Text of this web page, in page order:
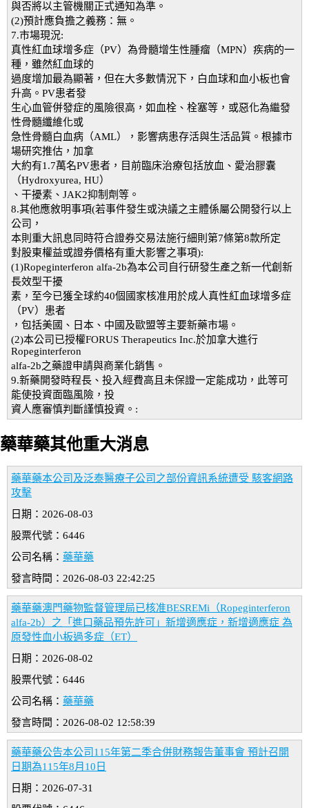
與否將以主管機關正式通知為準。
(2)預計應負擔之義務：無。
7.市場現況:
真性紅血球增多症（PV）為骨髓增生性腫瘤（MPN）疾病的一
種，雖然紅血球的
過度增加最為顯著，但在大多數情況下，白血球和血小板也會
升高。PV患者發
生心血管併發症的風險很高，如血栓、栓塞等，或惡化為繼發
性骨髓纖維化或
急性骨髓白血病（AML），影響病患存活與生活品質。根據市
場研究推估，加拿
大約有1.7萬名PV患者，目前臨床治療包括放血、愛治膠囊
（Hydroxyurea, HU）
、干擾素、JAK2抑制劑等。
8.其他應敘明事項(若事件發生或決議之主體係屬公開發行以上
公司，
本則重大訊息同時符合證券交易法施行細則第7條第8款所定
對股東權益或證券價格有重大影響之事項):
(1)Ropeginterferon alfa-2b為本公司自行研發生產之新一代創新
長效型干擾
素，至今已獲全球約40個國家核准用於成人真性紅血球增多症
（PV）患者
，包括美國、日本、中國及歐盟等主要新藥市場。
(2)本公司已授權FORUS Therapeutics Inc.於加拿大進行
Ropeginterferon
alfa-2b之藥證申請與商業化銷售。
9.新藥開發時程長、投入經費高且未保證一定能成功，此等可
能使投資面臨風險，投
資人應審慎判斷謹慎投資。:
藥華藥其他重大消息
藥華藥本公司及泛泰醫療子公司之部份資訊系統遭受 駭客網路
攻擊
日期：2026-08-03
股票代號：6446
公司名稱： 藥華藥
發言時間：2026-08-03 22:42:25
藥華藥澳門藥物監督管理局已核准BESREMi（Ropeginterferon
alfa-2b）之「進口藥品預先許可」新增適應症，新增適應症 為
原發性血小板過多症（ET）
日期：2026-08-02
股票代號：6446
公司名稱： 藥華藥
發言時間：2026-08-02 12:58:39
藥華藥公告本公司115年第二季合併財務報告董事會 預計召開
日期為115年8月10日
日期：2026-07-31